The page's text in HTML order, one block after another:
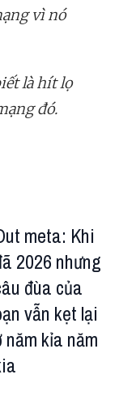
vì nó
là hít lọ
đó.
meta: Khi
2026 nhưng
đùa của
vẫn kẹt lại
năm kỉa năm